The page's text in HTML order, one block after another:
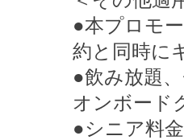
●本プロモ
約と同時に
●飲み放題
オンボード
●シニア料